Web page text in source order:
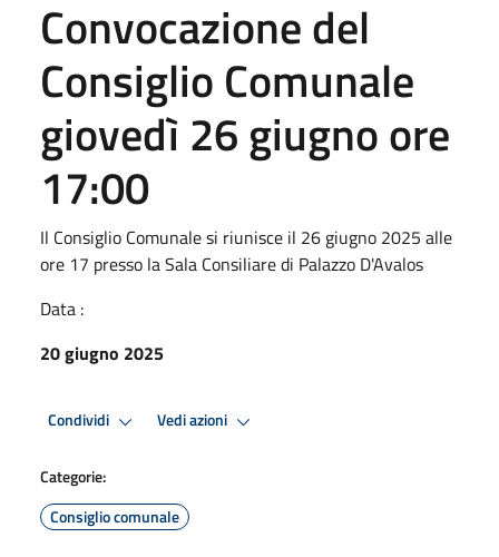
Convocazione del
Consiglio Comunale
giovedì 26 giugno ore
17:00
Il Consiglio Comunale si riunisce il 26 giugno 2025 alle
ore 17 presso la Sala Consiliare di Palazzo D'Avalos
Data :
20 giugno 2025
Condividi Vedi azioni
Categorie:
Consiglio comunale